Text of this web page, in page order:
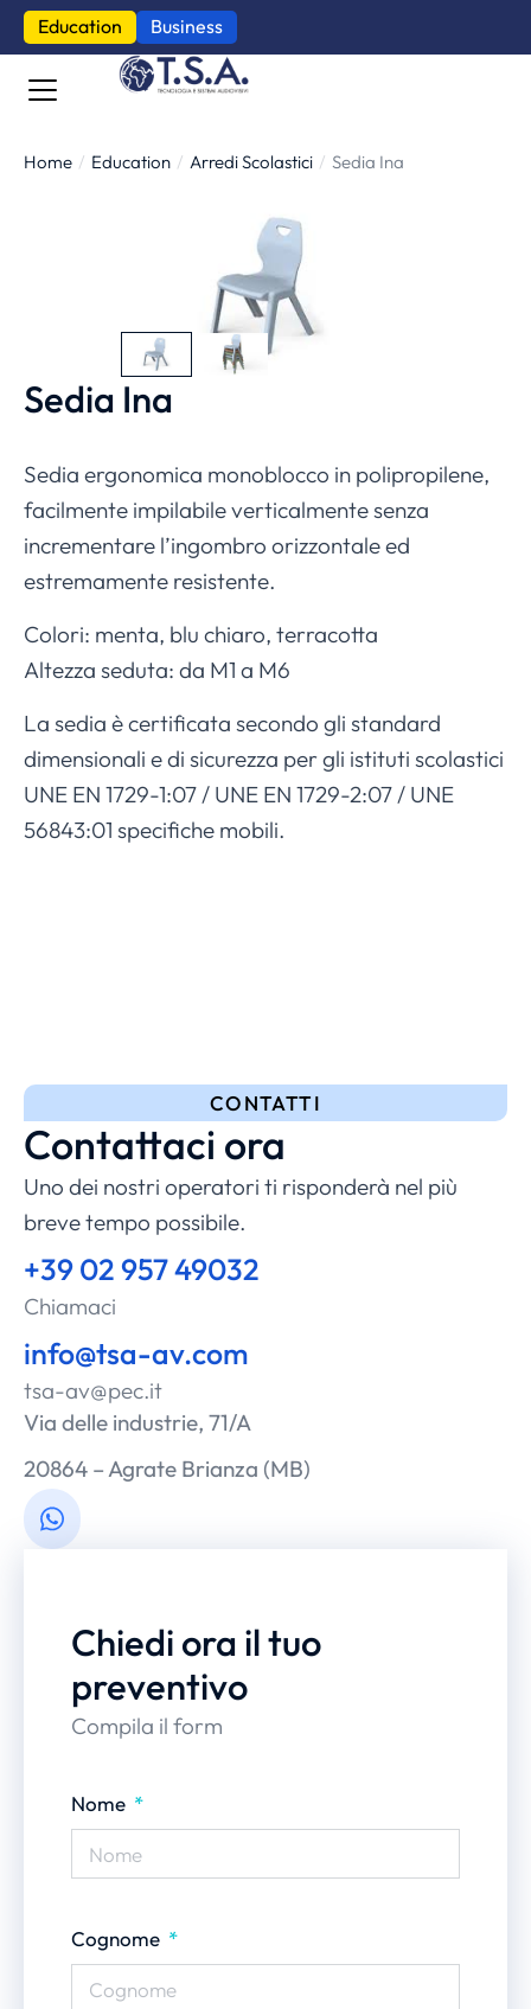
Education Business
Tu sei qui:
Home Education Arredi Scolastici Sedia Ina
Sedia Ina
Sedia ergonomica monoblocco in polipropilene,
facilmente impilabile verticalmente senza
incrementare l’ingombro orizzontale ed
estremamente resistente.
Colori: menta, blu chiaro, terracotta
Altezza seduta: da M1 a M6
La sedia è certificata secondo gli standard
dimensionali e di sicurezza per gli istituti scolastici
UNE EN 1729-1:07 / UNE EN 1729-2:07 / UNE
56843:01 specifiche mobili.
CONTATTI
Contattaci ora
Uno dei nostri operatori ti risponderà nel più
breve tempo possibile.
+39 02 957 49032
Chiamaci
info@tsa-av.com
tsa-av@pec.it
Via delle industrie, 71/A
20864 – Agrate Brianza (MB)
Chiedi ora il tuo
preventivo
Compila il form
Nome
Cognome